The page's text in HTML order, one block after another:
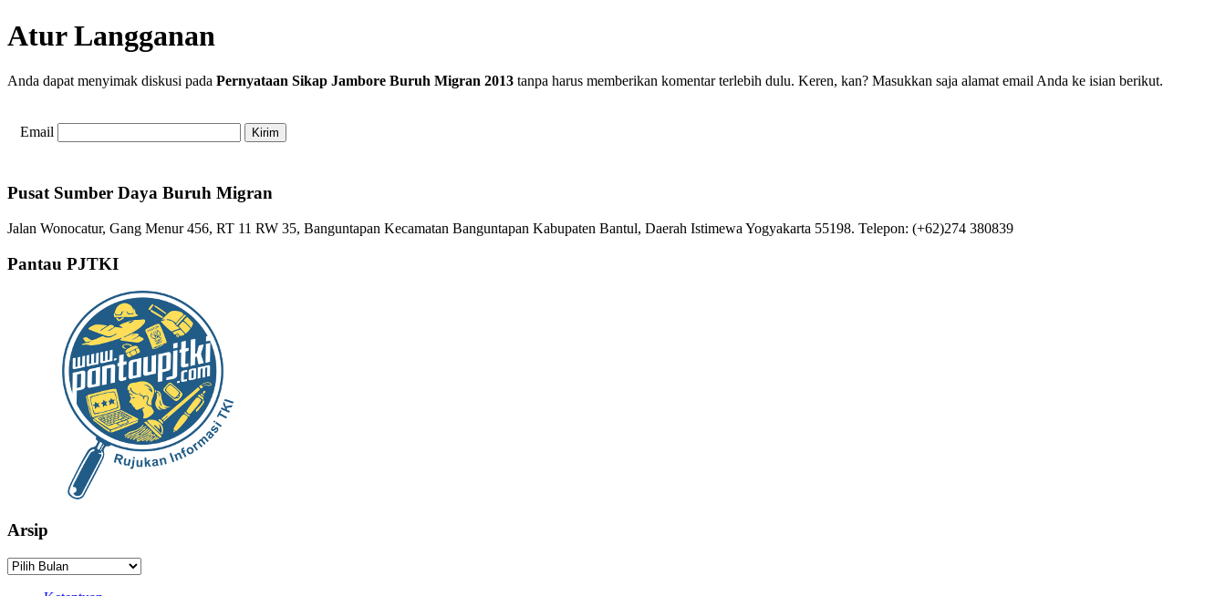
Atur Langganan
Anda dapat menyimak diskusi pada Pernyataan Sikap Jambore Buruh Migran 2013 tanpa harus memberikan komentar terlebih dulu. Keren, kan? Masukkan saja alamat email Anda ke isian berikut.
Email
Pusat Sumber Daya Buruh Migran
Jalan Wonocatur, Gang Menur 456, RT 11 RW 35, Banguntapan Kecamatan Banguntapan Kabupaten Bantul, Daerah Istimewa Yogyakarta 55198. Telepon: (+62)274 380839
Pantau PJTKI
Arsip
Arsip